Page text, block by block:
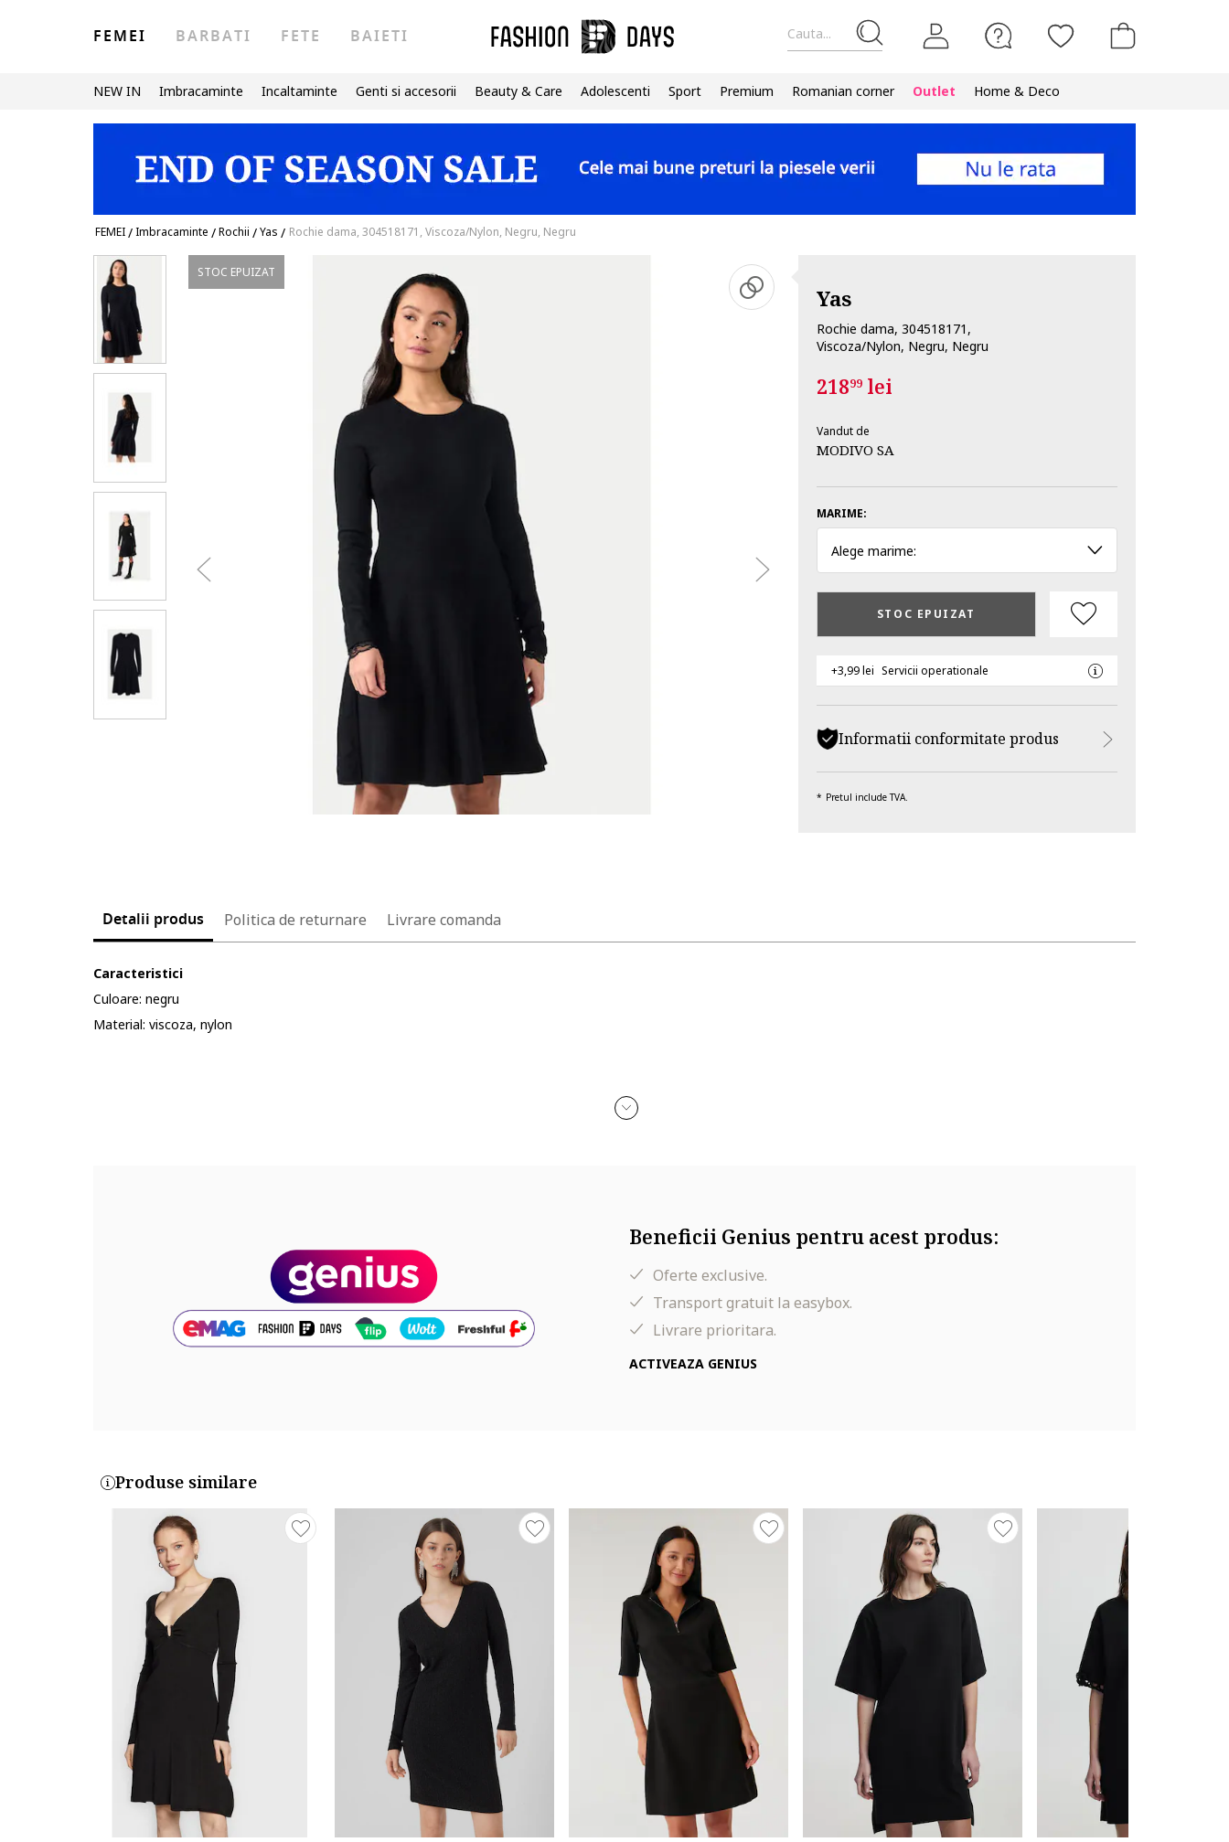
Cauta...
FEMEI BARBATI FETE BAIETI
NEW IN Imbracaminte Incaltaminte Genti si accesorii Beauty & Care Adolescenti Sport Premium Romanian corner Outlet Home & Deco
FEMEI/Imbracaminte /Rochii /Yas / Rochie dama, 304518171, Viscoza/Nylon, Negru, Negru
STOC EPUIZAT
Yas
Rochie dama, 304518171,
Viscoza/Nylon, Negru, Negru
21899lei
Vandut de
MODIVO SA
MARIME:
Alege marime:
STOC EPUIZAT
+3,99 lei Servicii operationale
Informatii conformitate produs
Pretul include TVA.
Detalii produs Politica de returnare Livrare comanda
Caracteristici
Culoare: negru
Material: viscoza, nylon
Beneficii Genius pentru acest produs:
Oferte exclusive.
Transport gratuit la easybox.
Livrare prioritara.
ACTIVEAZA GENIUS
Produse similare